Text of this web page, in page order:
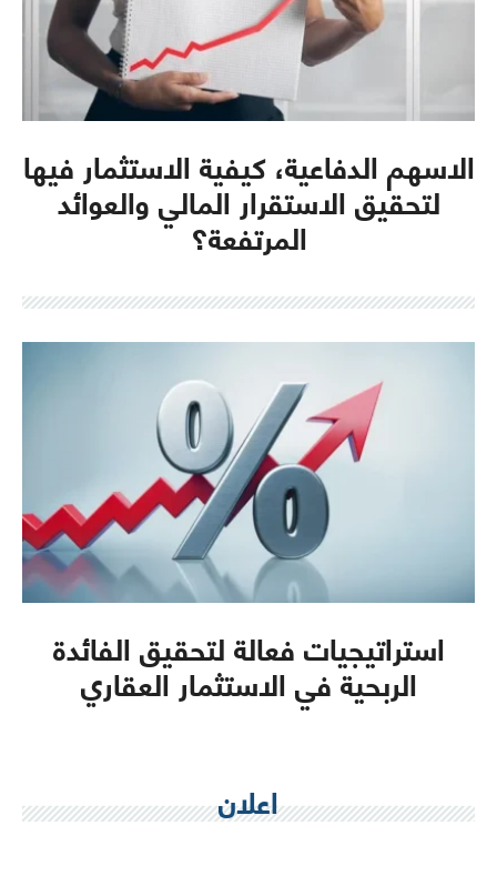
الاسهم الدفاعية، كيفية الاستثمار فيها
لتحقيق الاستقرار المالي والعوائد
المرتفعة؟
استراتيجيات فعالة لتحقيق الفائدة
الربحية في الاستثمار العقاري
اعلان